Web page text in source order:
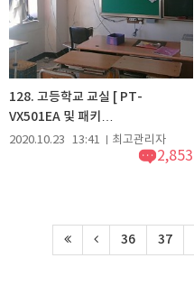
128. 고등학교 교실 [ PT-
VX501EA 및 패키…
2020.10.23 13:41 최고관리자
2,853
36 37